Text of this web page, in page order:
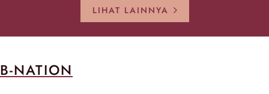
LIHAT LAINNYA
B-NATION